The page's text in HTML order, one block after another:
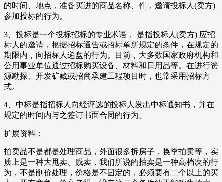
的时间、地点，准备买进的商品名称、件，邀请投标人(卖方)
参加投标的行为。
3、投标是一个投标招标的专业术语， 是指投标人(卖方) 应招
标人的邀请，根据招标通告或招标单所规定的条件，在规定的
期限内，向招标人递盘的行为。目前，大多数国家政府机构和
公用事业单位通过招标购买设备、材料和日用品等。在进行资
源勘探、开发矿藏或招商承建工程项目时，也常采用招标方
式。
4、中标是指招标人向经评选的投标人发出中标通知书，并在
规定的时间内与之签订书面合同的行为。
扩展资料：
拍卖品不是都是处理商品，外面很多拆房子，换季拍卖等，实
质上是一种大甩卖、贱卖，我们所说的拍卖是一种高档次的行
为，不是削价处理，价格是不固定的，必须要有二个以上的买